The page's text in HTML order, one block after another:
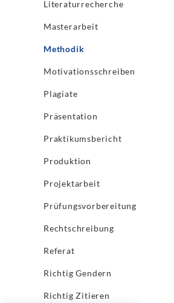
Literaturrecherche
Masterarbeit
Methodik
Motivationsschreiben
Plagiate
Präsentation
Praktikumsbericht
Produktion
Projektarbeit
Prüfungsvorbereitung
Rechtschreibung
Referat
Richtig Gendern
Richtig Zitieren